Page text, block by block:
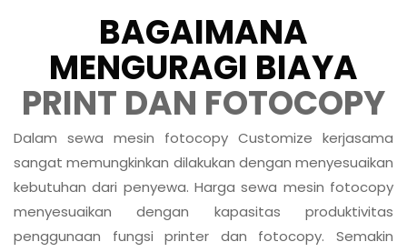
BAGAIMANA
MENGURAGI BIAYA
PRINT DAN FOTOCOPY
Dalam sewa mesin fotocopy Customize kerjasama
sangat memungkinkan dilakukan dengan menyesuaikan
kebutuhan dari penyewa. Harga sewa mesin fotocopy
menyesuaikan dengan kapasitas produktivitas
penggunaan fungsi printer dan fotocopy. Semakin